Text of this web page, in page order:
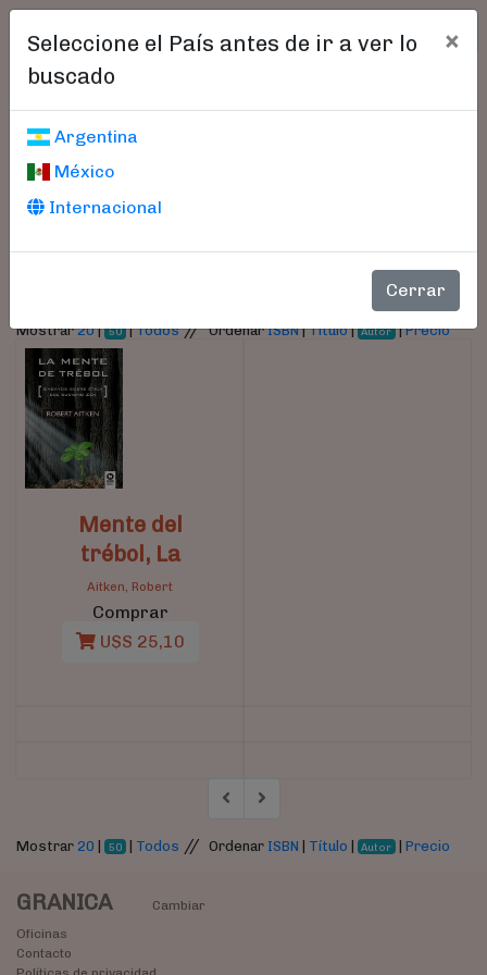
Seleccione el País antes de ir a ver lo
buscado
×
Argentina
México
Internacional
Cerrar
Libros encontrados
Parámetros
Mostrar20| 50 |Todos//OrdenarISBN|Título| Autor |Precio
Mente del
trébol, La
Aitken, Robert
Comprar
U$S 25,10
Mostrar 20 | 50 | Todos // Ordenar ISBN | Título | Autor |Precio
GRANICA
Cambiar
Oficinas
Contacto